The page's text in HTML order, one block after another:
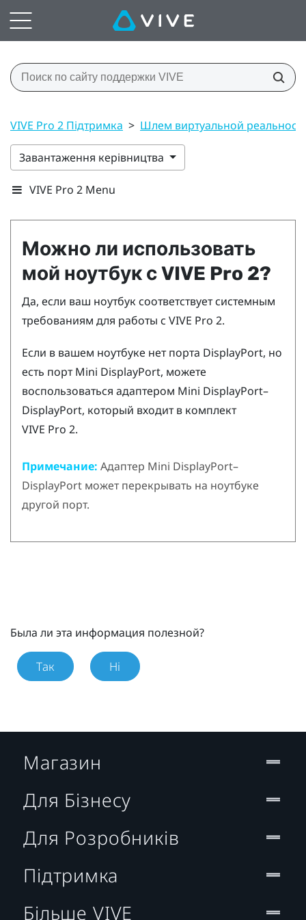
VIVE Pro 2 Підтримка > Шлем виртуальной
Завантаження керівництва
VIVE Pro 2 Menu
Можно ли использовать
мой ноутбук сVIVE Pro 2?
Да, если ваш ноутбук соответствует системным
требованиям для работы с VIVE Pro 2.
Если в вашем ноутбуке нет порта DisplayPort, но
есть порт Mini DisplayPort, можете
воспользоваться адаптером Mini DisplayPort–
DisplayPort, который входит в комплект
VIVE Pro 2.
Примечание: Адаптер Mini DisplayPort–
DisplayPort может перекрывать на ноутбуке
другой порт.
Была ли эта информация полезной?
Так Ні
Магазин
Для Бізнесу
Для Розробників
Підтримка
Більше VIVE